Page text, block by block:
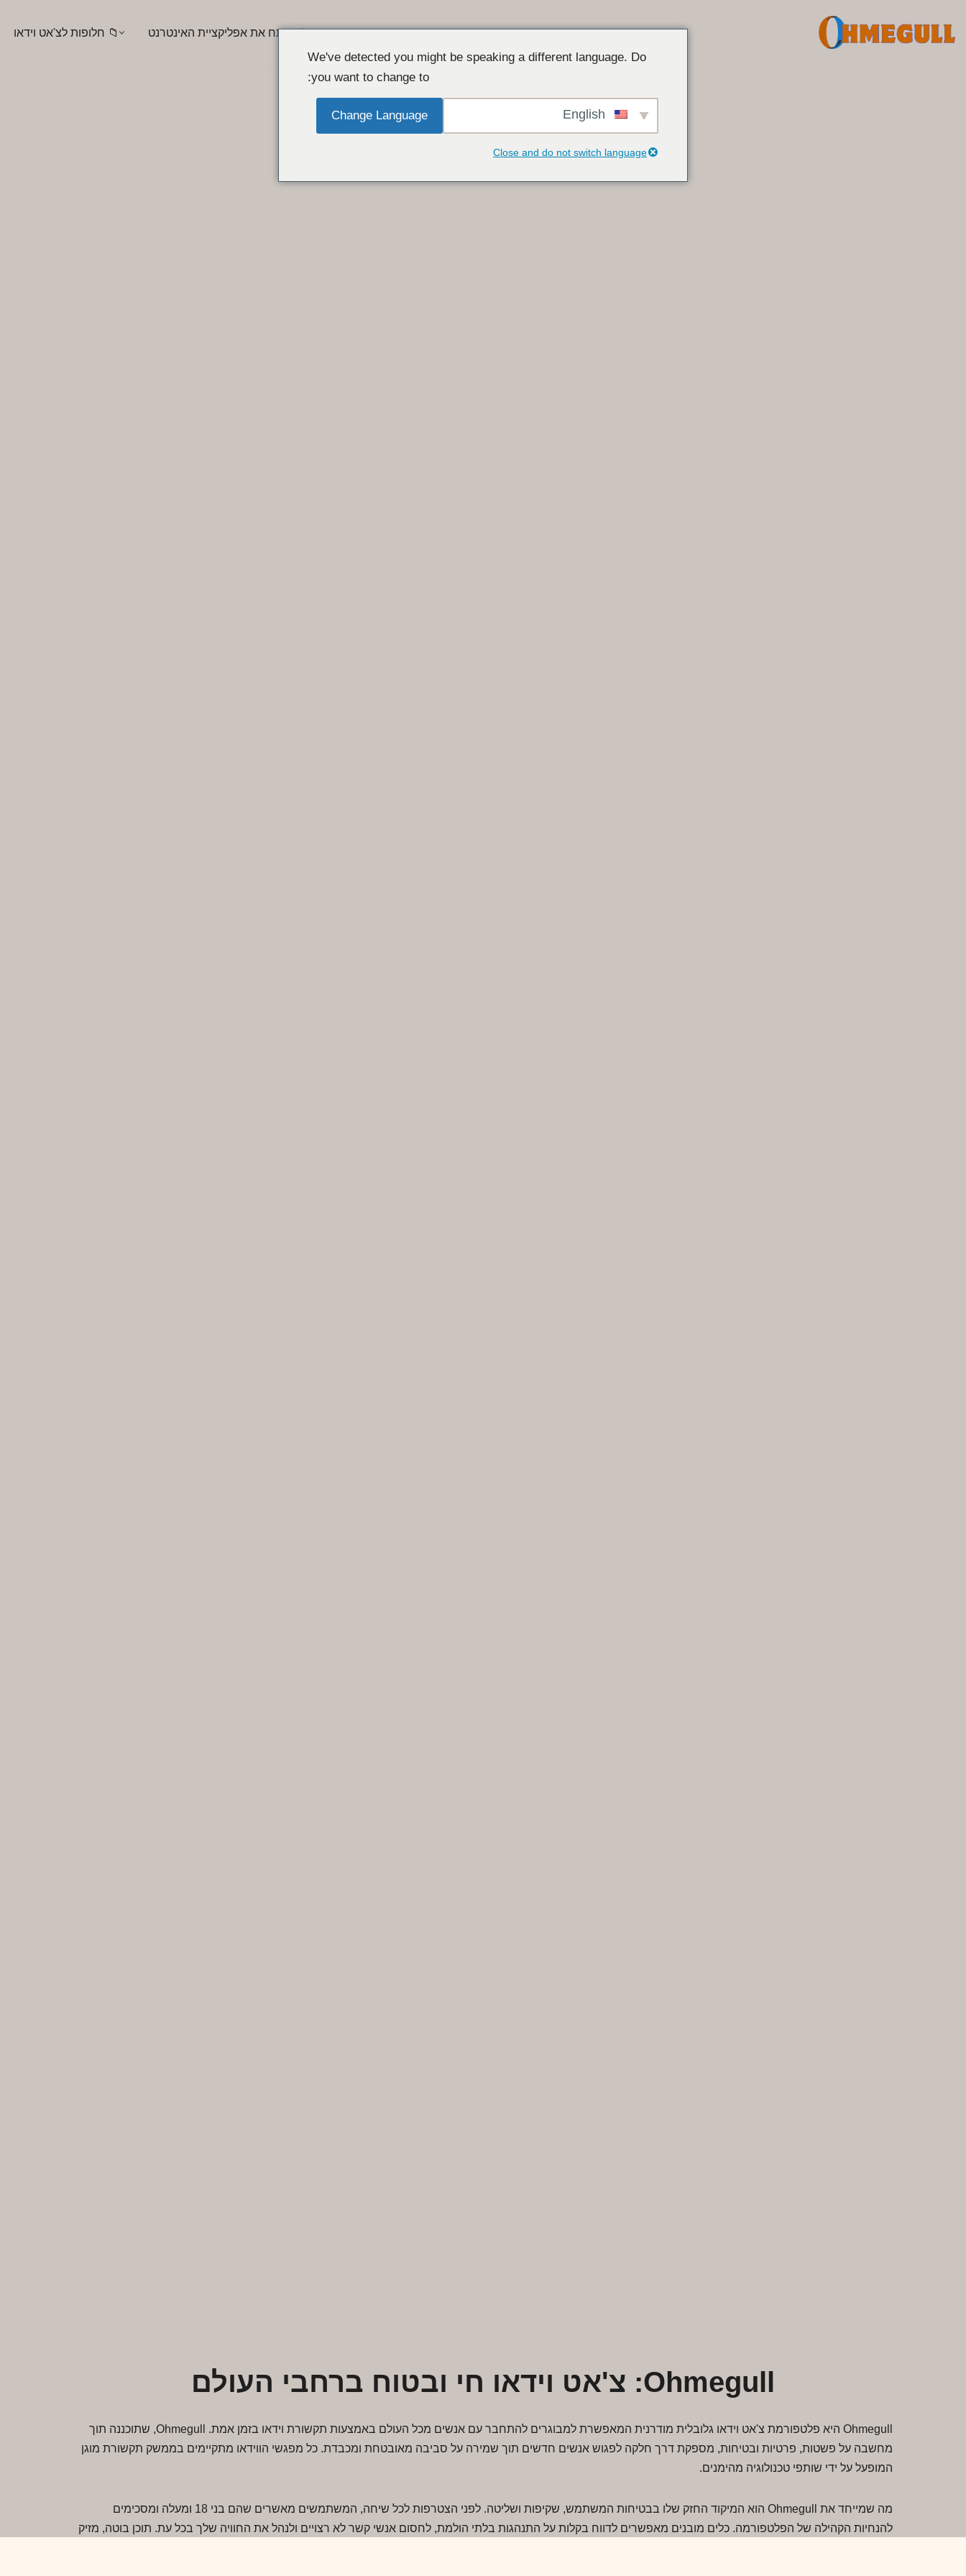
דלג
📲 פתח את אפליקציית האינטרנט 📁 חלופות לצ'אט וידאו
Ohmegull: צ'אט וידאו חי ובטוח ברחבי העולם
Ohmegull היא פלטפורמת צ'אט וידאו גלובלית מודרנית המאפשרת למבוגרים להתחבר עם אנשים מכל העולם באמצעות תקשורת וידאו בזמן אמת. Ohmegull, שתוכננה תוך
מחשבה על פשטות, פרטיות ובטיחות, מספקת דרך חלקה לפגוש אנשים חדשים תוך שמירה על סביבה מאובטחת ומכבדת. כל מפגשי הווידאו מתקיימים בממשק תקשורת מוגן
המופעל על ידי שותפי טכנולוגיה מהימנים.
מה שמייחד את Ohmegull הוא המיקוד החזק שלו בבטיחות המשתמש, שקיפות ושליטה. לפני הצטרפות לכל שיחה, המשתמשים מאשרים שהם בני 18 ומעלה ומסכימים
להנחיות הקהילה של הפלטפורמה. כלים מובנים מאפשרים לדווח בקלות על התנהגות בלתי הולמת, לחסום אנשי קשר לא רצויים ולנהל את החוויה שלך בכל עת. תוכן בוטה, מזיק
We've detected you might be speaking a different language. Do
you want to change to:
Change Language
Close and do not switch language